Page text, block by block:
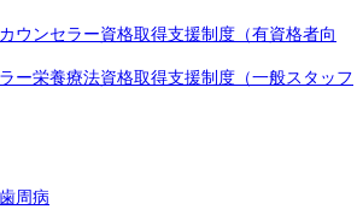
ウンセラー資格取得支援制度（有資格者向
ー栄養療法資格取得支援制度（一般スタッフ
周病